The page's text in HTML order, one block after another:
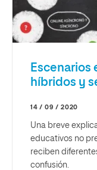
híbridos y
14 / 09 / 2020
Una breve
educativos no
reciben
confusión.